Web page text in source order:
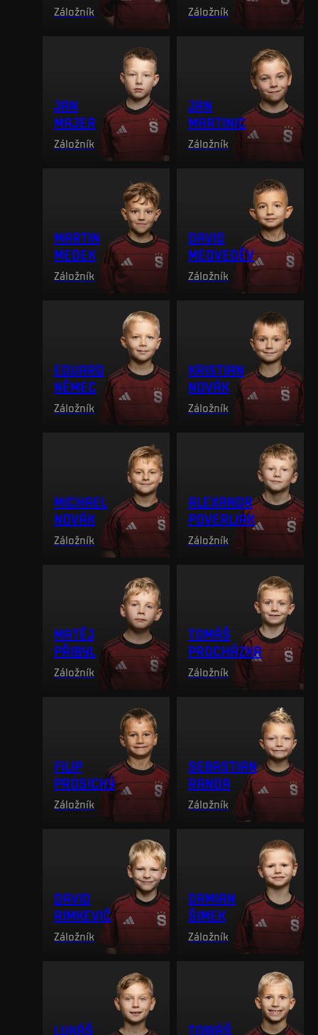
Záložník Záložník
JAN
MAJER
Záložník
JAN
MARTINIC
Záložník
MARTIN
MEDEK
Záložník
DAVID
MEDVEDĚV
Záložník
EDUARD
NĚMEC
Záložník
KRISTIAN
NOVÁK
Záložník
MICHAEL
NOVÁK
Záložník
ALEXANDR
POVERLIAK
Záložník
MATĚJ
PŘIBYL
Záložník
TOMÁŠ
PROCHÁZKA
Záložník
FILIP
PROSICKÝ
Záložník
SEBASTIAN
RANDA
Záložník
DAVID
RIMKEVIČ
Záložník
DAMIAN
ŠIMEK
Záložník
LUKÁŠ TOBIÁŠ